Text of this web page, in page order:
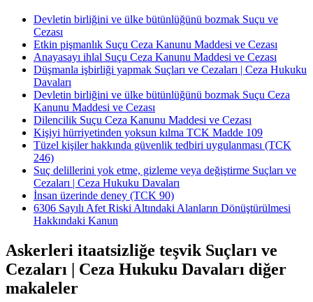
Devletin birliğini ve ülke bütünlüğünü bozmak Suçu ve
Cezası
Etkin pişmanlık Suçu Ceza Kanunu Maddesi ve Cezası
Anayasayı ihlal Suçu Ceza Kanunu Maddesi ve Cezası
Düşmanla işbirliği yapmak Suçları ve Cezaları | Ceza Hukuku
Davaları
Devletin birliğini ve ülke bütünlüğünü bozmak Suçu Ceza
Kanunu Maddesi ve Cezası
Dilencilik Suçu Ceza Kanunu Maddesi ve Cezası
Kişiyi hürriyetinden yoksun kılma TCK Madde 109
Tüzel kişiler hakkında güvenlik tedbiri uygulanması (TCK
246)
Suç delillerini yok etme, gizleme veya değiştirme Suçları ve
Cezaları | Ceza Hukuku Davaları
İnsan üzerinde deney (TCK 90)
6306 Sayılı Afet Riski Altındaki Alanların Dönüştürülmesi
Hakkındaki Kanun
Askerleri itaatsizliğe teşvik Suçları ve
Cezaları | Ceza Hukuku Davaları diğer
makaleler